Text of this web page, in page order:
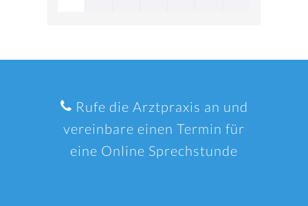
Rufe die Arztpraxis an und
vereinbare einen Termin für
eine Online Sprechstunde